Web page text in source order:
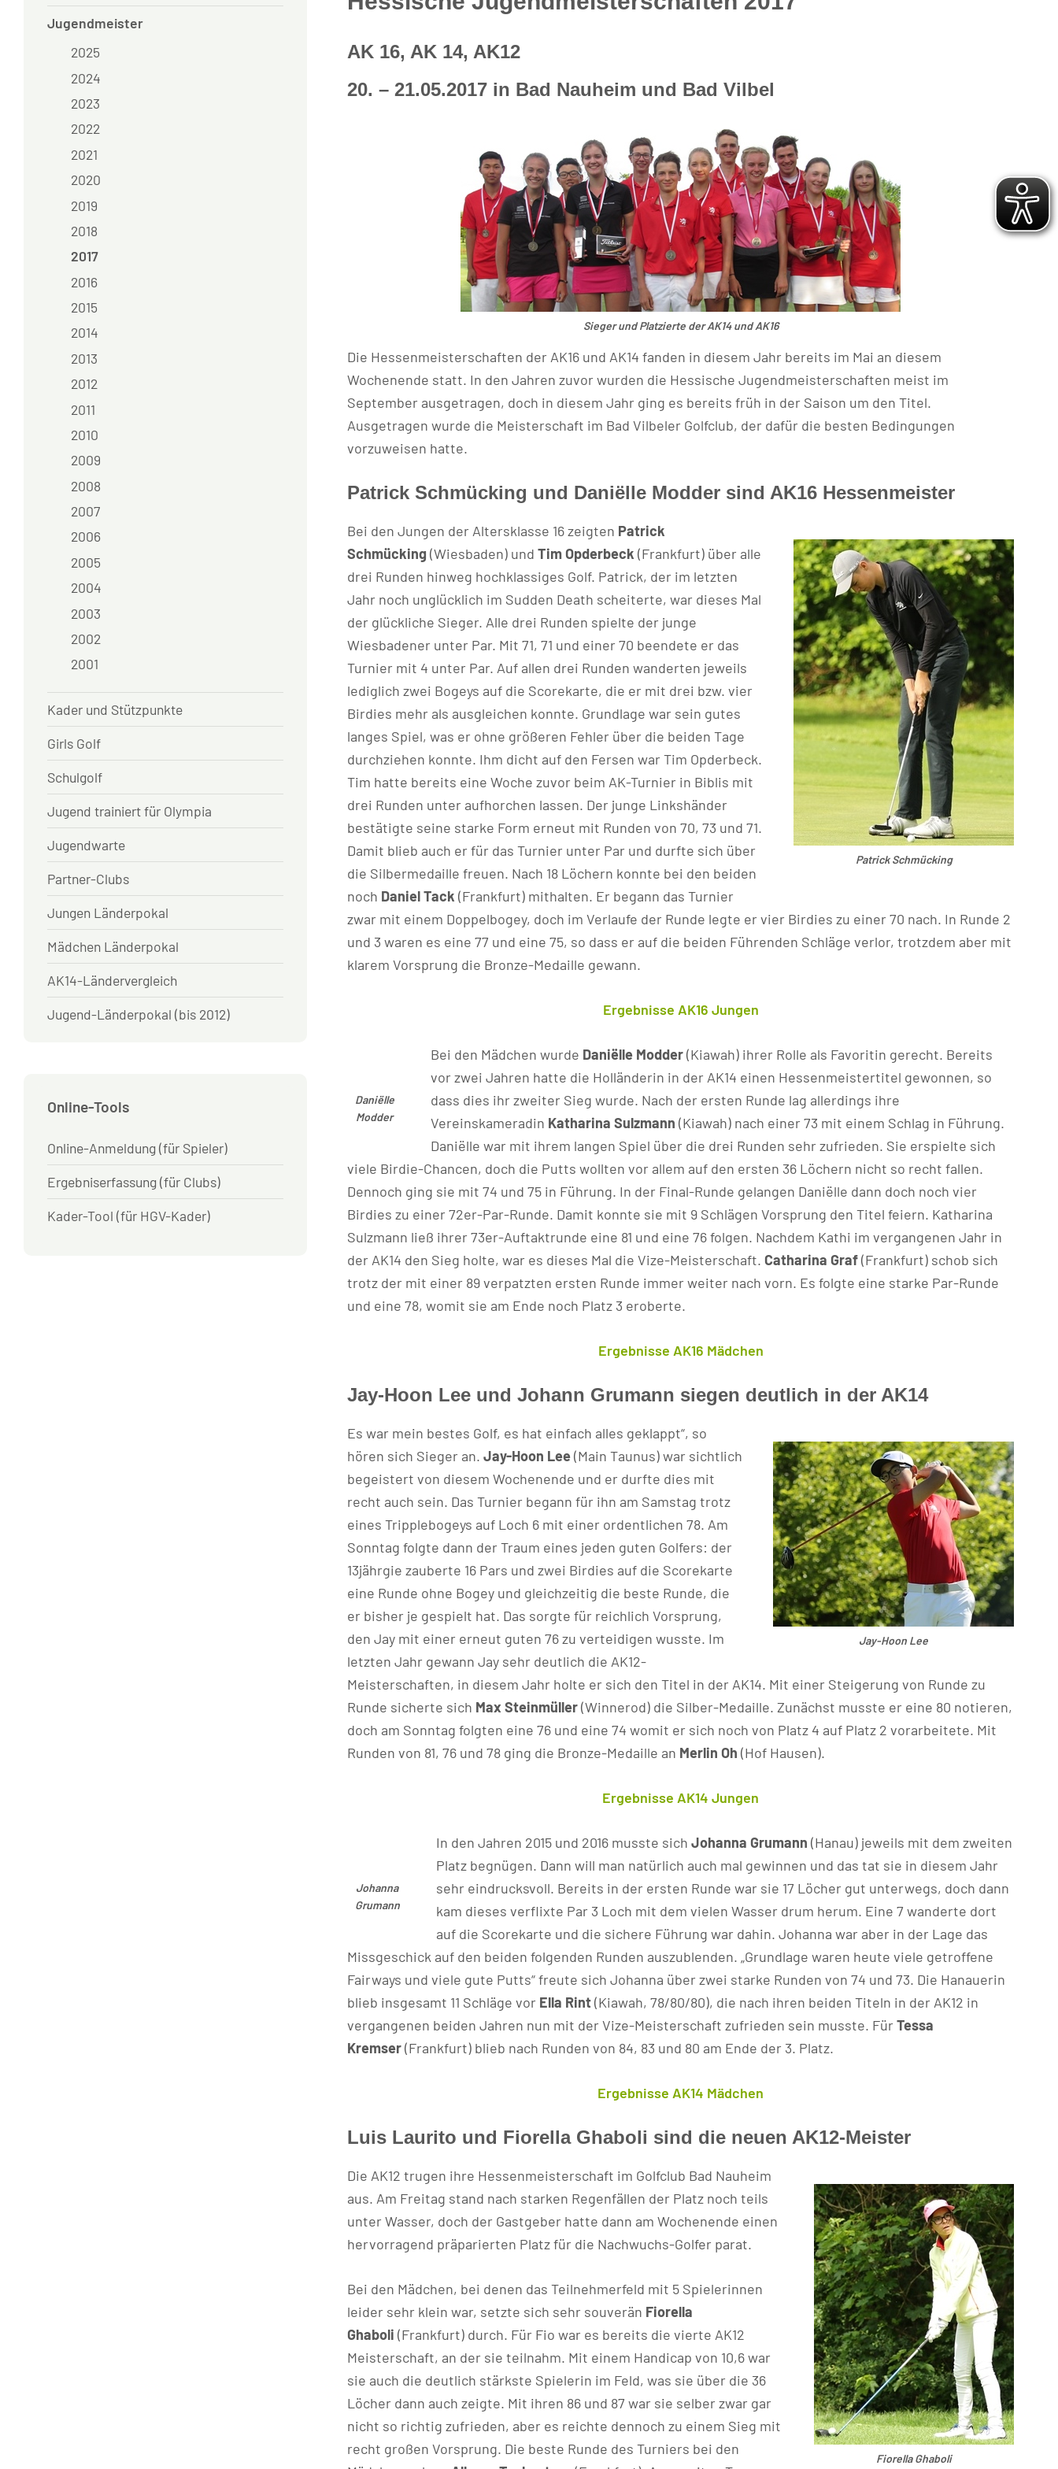
AK 16, AK 14, AK12
20. – 21.05.2017 in Bad Nauheim und Bad Vilbel
Sieger und Platzierte der AK14 und AK16
Die Hessenmeisterschaften der AK16 und AK14 fanden in diesem Jahr bereits im Mai an diesem
Wochenende statt. In den Jahren zuvor wurden die Hessische Jugendmeisterschaften meist im
September ausgetragen, doch in diesem Jahr ging es bereits früh in der Saison um den Titel.
Ausgetragen wurde die Meisterschaft im Bad Vilbeler Golfclub, der dafür die besten Bedingungen
vorzuweisen hatte.
Patrick Schmücking und Daniëlle Modder sind AK16 Hessenmeister
Patrick Schmücking
Bei den Jungen der Altersklasse 16 zeigten Patrick
Schmücking (Wiesbaden) und Tim Opderbeck (Frankfurt) über alle
drei Runden hinweg hochklassiges Golf. Patrick, der im letzten
Jahr noch unglücklich im Sudden Death scheiterte, war dieses Mal
der glückliche Sieger. Alle drei Runden spielte der junge
Wiesbadener unter Par. Mit 71, 71 und einer 70 beendete er das
Turnier mit 4 unter Par. Auf allen drei Runden wanderten jeweils
lediglich zwei Bogeys auf die Scorekarte, die er mit drei bzw. vier
Birdies mehr als ausgleichen konnte. Grundlage war sein gutes
langes Spiel, was er ohne größeren Fehler über die beiden Tage
durchziehen konnte. Ihm dicht auf den Fersen war Tim Opderbeck.
Tim hatte bereits eine Woche zuvor beim AK-Turnier in Biblis mit
drei Runden unter aufhorchen lassen. Der junge Linkshänder
bestätigte seine starke Form erneut mit Runden von 70, 73 und 71.
Damit blieb auch er für das Turnier unter Par und durfte sich über
die Silbermedaille freuen. Nach 18 Löchern konnte bei den beiden
noch Daniel Tack (Frankfurt) mithalten. Er begann das Turnier
zwar mit einem Doppelbogey, doch im Verlaufe der Runde legte er vier Birdies zu einer 70 nach. In Runde 2
und 3 waren es eine 77 und eine 75, so dass er auf die beiden Führenden Schläge verlor, trotzdem aber mit
klarem Vorsprung die Bronze-Medaille gewann.
Ergebnisse AK16 Jungen
Daniëlle
Modder
Bei den Mädchen wurde Daniëlle Modder(Kiawah) ihrer Rolle als Favoritin gerecht. Bereits
vor zwei Jahren hatte die Holländerin in der AK14 einen Hessenmeistertitel gewonnen, so
dass dies ihr zweiter Sieg wurde. Nach der ersten Runde lag allerdings ihre
Vereinskameradin Katharina Sulzmann (Kiawah) nach einer 73 mit einem Schlag in Führung.
Daniëlle war mit ihrem langen Spiel über die drei Runden sehr zufrieden. Sie erspielte sich
viele Birdie-Chancen, doch die Putts wollten vor allem auf den ersten 36 Löchern nicht so recht fallen.
Dennoch ging sie mit 74 und 75 in Führung. In der Final-Runde gelangen Daniëlle dann doch noch vier
Birdies zu einer 72er-Par-Runde. Damit konnte sie mit 9 Schlägen Vorsprung den Titel feiern. Katharina
Sulzmann ließ ihrer 73er-Auftaktrunde eine 81 und eine 76 folgen. Nachdem Kathi im vergangenen Jahr in
der AK14 den Sieg holte, war es dieses Mal die Vize-Meisterschaft. Catharina Graf(Frankfurt) schob sich
trotz der mit einer 89 verpatzten ersten Runde immer weiter nach vorn. Es folgte eine starke Par-Runde
und eine 78, womit sie am Ende noch Platz 3 eroberte.
Ergebnisse AK16 Mädchen
Jay-Hoon Lee und Johann Grumann siegen deutlich in der AK14
Jay-Hoon Lee
Es war mein bestes Golf, es hat einfach alles geklappt“, so
hören sich Sieger an. Jay-Hoon Lee(Main Taunus) war sichtlich
begeistert von diesem Wochenende und er durfte dies mit
recht auch sein. Das Turnier begann für ihn am Samstag trotz
eines Tripplebogeys auf Loch 6 mit einer ordentlichen 78. Am
Sonntag folgte dann der Traum eines jeden guten Golfers: der
13jährgie zauberte 16 Pars und zwei Birdies auf die Scorekarte 
eine Runde ohne Bogey und gleichzeitig die beste Runde, die
er bisher je gespielt hat. Das sorgte für reichlich Vorsprung,
den Jay mit einer erneut guten 76 zu verteidigen wusste. Im
letzten Jahr gewann Jay sehr deutlich die AK12-
Meisterschaften, in diesem Jahr holte er sich den Titel in der AK14. Mit einer Steigerung von Runde zu
Runde sicherte sich Max Steinmüller(Winnerod) die Silber-Medaille. Zunächst musste er eine 80 notieren,
doch am Sonntag folgten eine 76 und eine 74 womit er sich noch von Platz 4 auf Platz 2 vorarbeitete. Mit
Runden von 81, 76 und 78 ging die Bronze-Medaille an Merlin Oh (Hof Hausen).
Ergebnisse AK14 Jungen
Johanna
Grumann
In den Jahren 2015 und 2016 musste sich Johanna Grumann (Hanau) jeweils mit dem zweiten
Platz begnügen. Dann will man natürlich auch mal gewinnen und das tat sie in diesem Jahr
sehr eindrucksvoll. Bereits in der ersten Runde war sie 17 Löcher gut unterwegs, doch dann
kam dieses verflixte Par 3 Loch mit dem vielen Wasser drum herum. Eine 7 wanderte dort
auf die Scorekarte und die sichere Führung war dahin. Johanna war aber in der Lage das
Missgeschick auf den beiden folgenden Runden auszublenden. „Grundlage waren heute viele getroffene
Fairways und viele gute Putts“ freute sich Johanna über zwei starke Runden von 74 und 73. Die Hanauerin
blieb insgesamt 11 Schläge vor Ella Rint(Kiawah, 78/80/80), die nach ihren beiden Titeln in der AK12 in
vergangenen beiden Jahren nun mit der Vize-Meisterschaft zufrieden sein musste. Für Tessa
Kremser(Frankfurt) blieb nach Runden von 84, 83 und 80 am Ende der 3. Platz.
Ergebnisse AK14 Mädchen
Luis Laurito und Fiorella Ghaboli sind die neuen AK12-Meister
Fiorella Ghaboli
Die AK12 trugen ihre Hessenmeisterschaft im Golfclub Bad Nauheim
aus. Am Freitag stand nach starken Regenfällen der Platz noch teils
unter Wasser, doch der Gastgeber hatte dann am Wochenende einen
hervorragend präparierten Platz für die Nachwuchs-Golfer parat.
Bei den Mädchen, bei denen das Teilnehmerfeld mit 5 Spielerinnen
leider sehr klein war, setzte sich sehr souverän Fiorella
Ghaboli (Frankfurt) durch. Für Fio war es bereits die vierte AK12
Meisterschaft, an der sie teilnahm. Mit einem Handicap von 10,6 war
sie auch die deutlich stärkste Spielerin im Feld, was sie über die 36
Löcher dann auch zeigte. Mit ihren 86 und 87 war sie selber zwar gar
nicht so richtig zufrieden, aber es reichte dennoch zu einem Sieg mit
recht großen Vorsprung. Die beste Runde des Turniers bei den
Jugendmeister
2025
2024
2023
2022
2021
2020
2019
2018
2017
2016
2015
2014
2013
2012
2011
2010
2009
2008
2007
2006
2005
2004
2003
2002
2001
Kader und Stützpunkte
Girls Golf
Schulgolf
Jugend trainiert für Olympia
Jugendwarte
Partner-Clubs
Jungen Länderpokal
Mädchen Länderpokal
AK14-Ländervergleich
Jugend-Länderpokal (bis 2012)
Online-Tools
Online-Anmeldung (für Spieler)
Ergebniserfassung (für Clubs)
Kader-Tool (für HGV-Kader)